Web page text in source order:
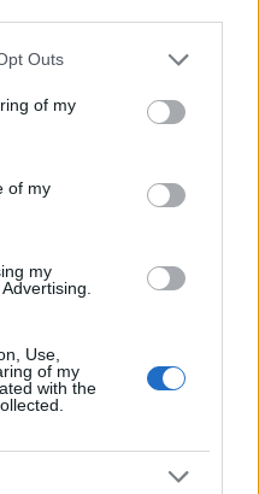
uses one or more Google
You may click to
its third-party tags to
purposes in below Google
Outs
of my
of my
my
Use,
of my
with the
Zrt. oktatási beruházás
jó hírű
a FERROÉP
szakasz indult be a
a felülvizsgálat